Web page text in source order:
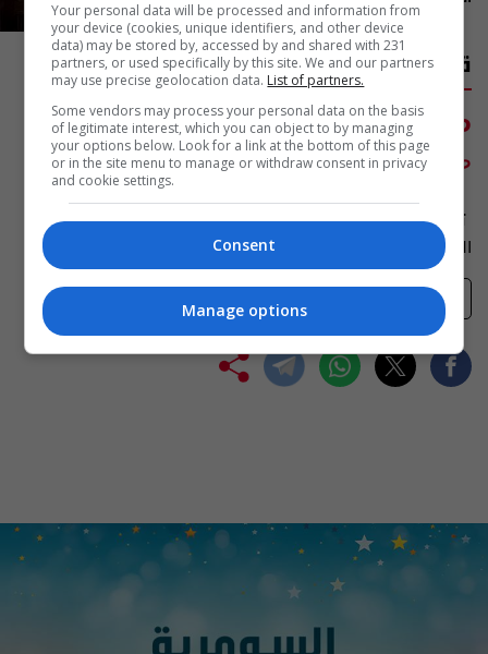
قصص الآيات في القرآن
من الخميس الى السبت
الساعة 7:00
صباحا
تعرض قناة السومرية قصصاً من القرآن الكريم ضمن السلسلة
الرائعة الموجهة لكل أفراد العائلة
تفضيلاتي
Your personal data will be processed and information from
your device (cookies, unique identifiers, and other device
data) may be stored by, accessed by and shared with 231
partners, or used specifically by this site. We and our partners
may use precise geolocation data. List of partners.
Some vendors may process your personal data on the basis
of legitimate interest, which you can object to by managing
your options below. Look for a link at the bottom of this page
or in the site menu to manage or withdraw consent in privacy
and cookie settings.
Consent
Manage options